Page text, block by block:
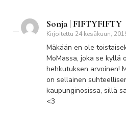
Sonja | FIFTYFIFTY
Kirjoitettu 24 kesäkuun,
Mäkään en ole
MoMassa, joka se kyllä
hehkutuksen arvoinen!
on sellainen
kaupunginosissa, sillä
<3